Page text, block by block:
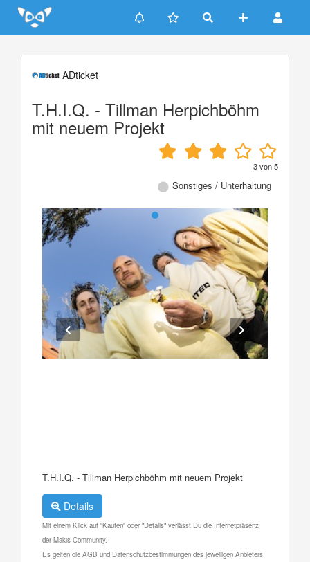
Update cookies preferences
ADticket
T.H.I.Q. - Tillman Herpichböhm
mit neuem Projekt
3von5
Sonstiges / Unterhaltung
T.H.I.Q. - Tillman Herpichböhm mit neuem Projekt
Details
Mit einem Klick auf "Kaufen" oder "Details" verlässt Du die Internetpräsenz
der Makis Community.
Es gelten die AGB und Datenschutzbestimmungen des jeweiligen Anbieters.